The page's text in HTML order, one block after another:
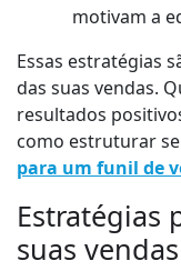
motivam a
Essas estratégias
das suas vendas.
resultados
como estruturar
para um funil de
Estratégias
suas vendas